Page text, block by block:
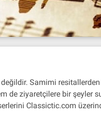
Samimi
de ziyaretçilere bir şeyler
Classictic.com